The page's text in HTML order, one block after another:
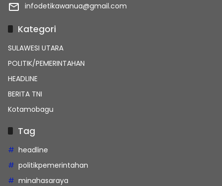
infodetikawanua@gmail.com
Kategori
SULAWESI UTARA
POLITIK/PEMERINTAHAN
HEADLINE
BERITA TNI
Kotamobagu
Tag
headline
politikpemerintahan
minahasaraya